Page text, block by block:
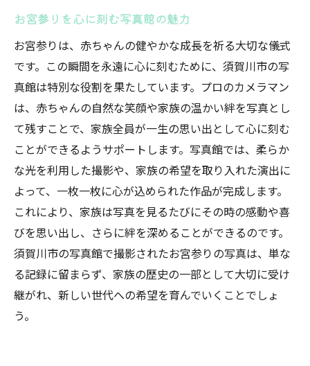
お宮参りを心に刻む写真館の魅力
お宮参りは、赤ちゃんの健やかな成長を祈る大切な儀式
です。この瞬間を永遠に心に刻むために、須賀川市の写
真館は特別な役割を果たしています。プロのカメラマン
は、赤ちゃんの自然な笑顔や家族の温かい絆を写真とし
て残すことで、家族全員が一生の思い出として心に刻む
ことができるようサポートします。写真館では、柔らか
な光を利用した撮影や、家族の希望を取り入れた演出に
よって、一枚一枚に心が込められた作品が完成します。
これにより、家族は写真を見るたびにその時の感動や喜
びを思い出し、さらに絆を深めることができるのです。
須賀川市の写真館で撮影されたお宮参りの写真は、単な
る記録に留まらず、家族の歴史の一部として大切に受け
継がれ、新しい世代への希望を育んでいくことでしょ
う。